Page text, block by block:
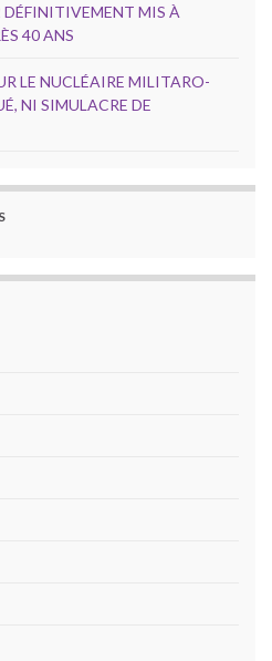
DÉFINITIVEMENT MIS À
40 ANS
LE NUCLÉAIRE MILITARO-
NI SIMULACRE DE